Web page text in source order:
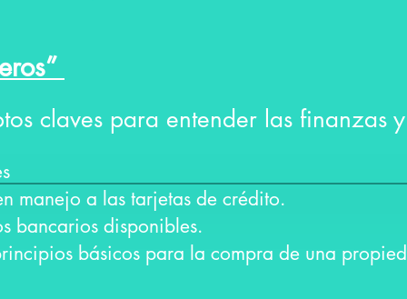
claves para entender las finanzas
manejo a las tarjetas de crédito.
bancarios disponibles.
básicos para la compra de una